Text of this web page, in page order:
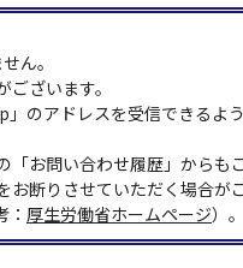
ん。
ざいます。
アドレスを受信できるよう
お問い合わせ履歴」からも
断りさせていただく場合がご
厚生労働省ホームページ）。